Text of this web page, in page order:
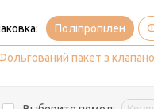
Поліпропілен
пакет з